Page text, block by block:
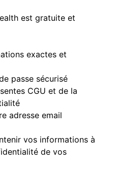
est gratuite et
exactes et
passe sécurisé
CGU et de la
adresse email
vos informations à
de vos